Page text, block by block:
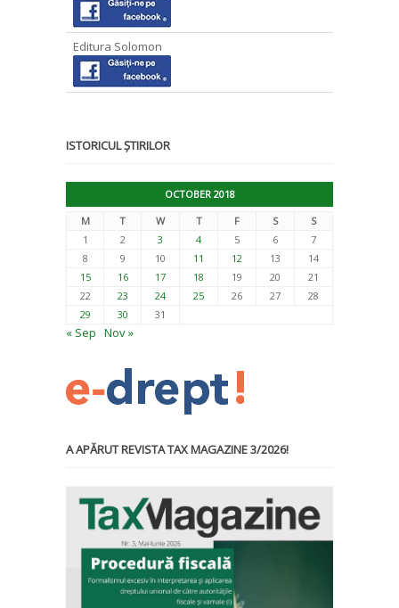
Editura Solomon
ISTORICUL ȘTIRILOR
OCTOBER 2018
M
T W T F S
S
1
2 3 4 5 6
7
8
9 10 11 12 13
14
15
16 17 18 19 20
21
22
23 24 25 26 27
28
29
30 31
« Sep Nov »
A APĂRUT REVISTA TAX MAGAZINE 3/2026!